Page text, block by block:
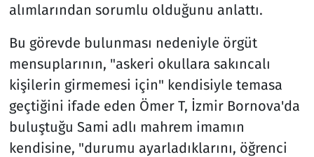
alımlarından sorumlu olduğunu anlattı.
Bu görevde bulunması nedeniyle örgüt
mensuplarının, "askeri okullara sakıncalı
kişilerin girmemesi için" kendisiyle temasa
geçtiğini ifade eden Ömer T, İzmir Bornova'da
buluştuğu Sami adlı mahrem imamın
kendisine, "durumu ayarladıklarını, öğrenci